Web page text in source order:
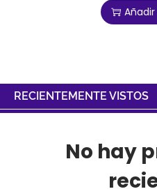
RECIENTEMENTE VISTOS
No hay